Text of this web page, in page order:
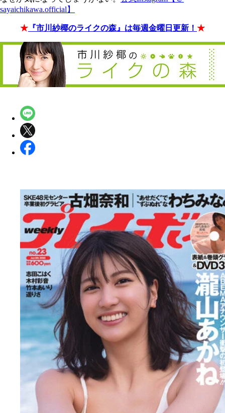
sayaichikawa.official】
★ 『市川紗椰のライクの森』は毎週金曜日更新！ ★